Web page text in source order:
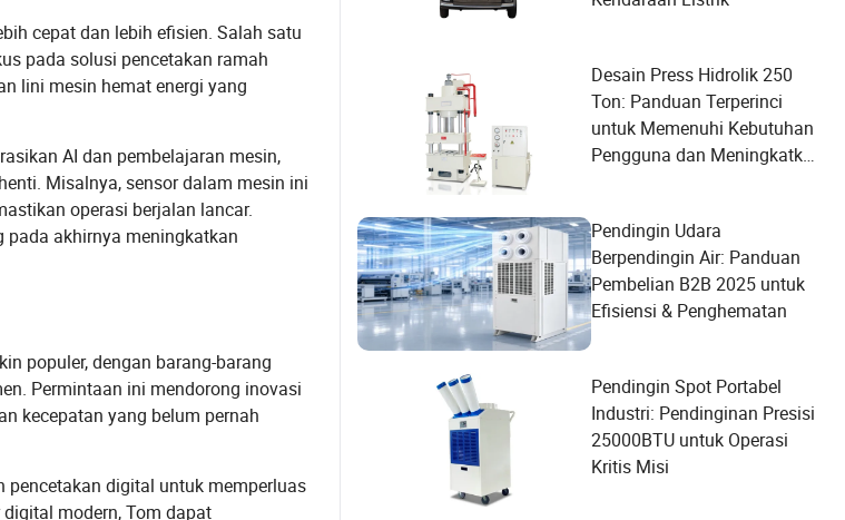
cepat dan lebih efisien. Salah satu
pada solusi pencetakan ramah
lini mesin hemat energi yang
AI dan pembelajaran mesin,
Misalnya, sensor dalam mesin ini
operasi berjalan lancar.
akhirnya meningkatkan
populer, dengan barang-barang
Permintaan ini mendorong inovasi
kecepatan yang belum pernah
pencetakan digital untuk memperluas
modern, Tom dapat
Desain Press Hidrolik 250
Ton: Panduan Terperinci
untuk Memenuhi Kebutuhan
Pengguna dan Meningkatkan
Pendingin Udara
Berpendingin Air: Panduan
Pembelian B2B 2025 untuk
Efisiensi & Penghematan
Pendingin Spot Portabel
Industri: Pendinginan Presisi
25000BTU untuk Operasi
Kritis Misi